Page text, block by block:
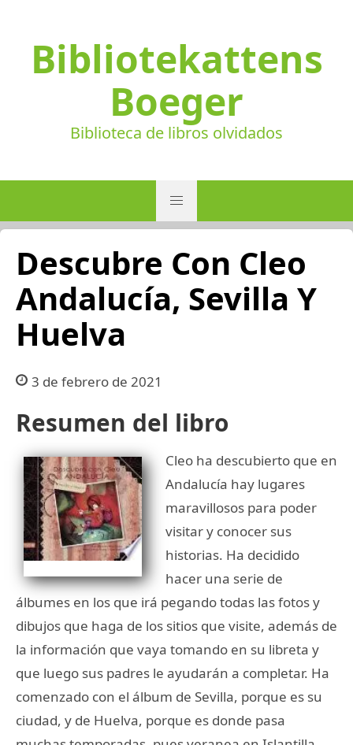
Bibliotekattens
Boeger
Biblioteca de libros olvidados
Descubre Con Cleo
Andalucía, Sevilla Y
Huelva
3 de febrero de 2021
Resumen del libro
Cleo ha descubierto que en
Andalucía hay lugares
maravillosos para poder
visitar y conocer sus
historias. Ha decidido
hacer una serie de
álbumes en los que irá pegando todas las fotos y
dibujos que haga de los sitios que visite, además de
la información que vaya tomando en su libreta y
que luego sus padres le ayudarán a completar. Ha
comenzado con el álbum de Sevilla, porque es su
ciudad, y de Huelva, porque es donde pasa